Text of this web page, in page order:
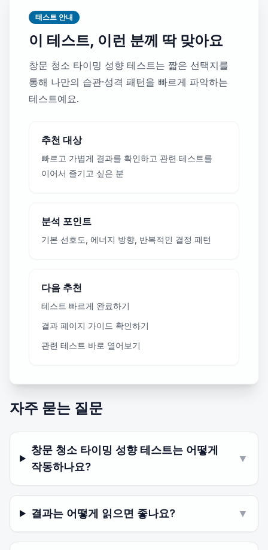
테스트 안내
이 테스트, 이런 분께 딱 맞아요
창문 청소 타이밍 성향 테스트는 짧은 선택지를
통해 나만의 습관·성격 패턴을 빠르게 파악하는
테스트예요.
추천 대상
빠르고 가볍게 결과를 확인하고 관련 테스트를
이어서 즐기고 싶은 분
분석 포인트
기본 선호도, 에너지 방향, 반복적인 결정 패턴
다음 추천
테스트 빠르게 완료하기
결과 페이지 가이드 확인하기
관련 테스트 바로 열어보기
자주 묻는 질문
창문 청소 타이밍 성향 테스트는 어떻게
작동하나요?
▼
결과는 어떻게 읽으면 좋나요? ▼